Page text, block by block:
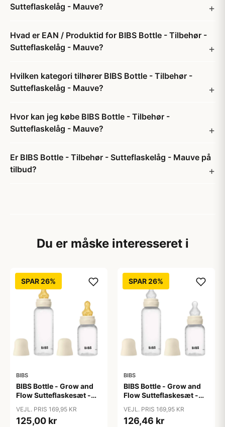
Sutteflaskelåg - Mauve?
Hvad er EAN / Produktid for BIBS Bottle - Tilbehør -
Sutteflaskelåg - Mauve?
Hvilken kategori tilhører BIBS Bottle - Tilbehør -
Sutteflaskelåg - Mauve?
Hvor kan jeg købe BIBS Bottle - Tilbehør -
Sutteflaskelåg - Mauve?
Er BIBS Bottle - Tilbehør - Sutteflaskelåg - Mauve på
tilbud?
Du er måske interesseret i
SPAR 26%
BIBS
BIBS Bottle - Grow and
Flow Sutteflaskesæt -
Naturgummi/Rund -
150ml/270ml - 2-Pak -
VEJL. PRIS 169,95 KR
125,00 kr
SPAR 26%
BIBS
BIBS Bottle - Grow and
Flow Sutteflaskesæt -
150ml/270ml - 2-Pak -
Ivory
VEJL. PRIS 169,95 KR
126,46 kr